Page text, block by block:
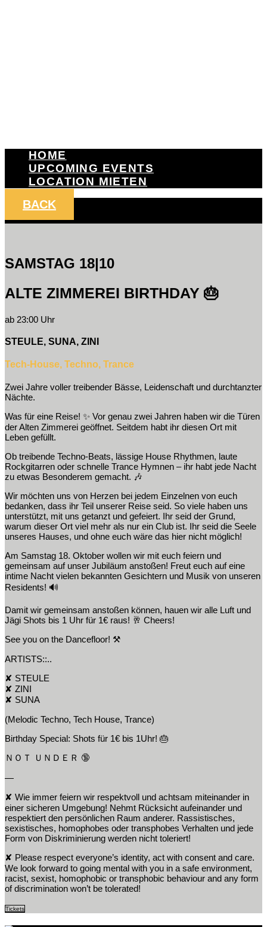
HOME
UPCOMING EVENTS
LOCATION MIETEN
BACK
SAMSTAG 18|10
ALTE ZIMMEREI BIRTHDAY 🎂
ab 23:00 Uhr
STEULE, SUNA, ZINI
Tech-House, Techno, Trance
Zwei Jahre voller treibender Bässe, Leidenschaft und durchtanzter
Nächte.
Was für eine Reise! ✨ Vor genau zwei Jahren haben wir die Türen
der Alten Zimmerei geöffnet. Seitdem habt ihr diesen Ort mit
Leben gefüllt.
Ob treibende Techno-Beats, lässige House Rhythmen, laute
Rockgitarren oder schnelle Trance Hymnen – ihr habt jede Nacht
zu etwas Besonderem gemacht. 🎶
Wir möchten uns von Herzen bei jedem Einzelnen von euch
bedanken, dass ihr Teil unserer Reise seid. So viele haben uns
unterstützt, mit uns getanzt und gefeiert. Ihr seid der Grund,
warum dieser Ort viel mehr als nur ein Club ist. Ihr seid die Seele
unseres Hauses, und ohne euch wäre das hier nicht möglich!
Am Samstag 18. Oktober wollen wir mit euch feiern und
gemeinsam auf unser Jubiläum anstoßen! Freut euch auf eine
intime Nacht vielen bekannten Gesichtern und Musik von unseren
Residents! 🔊
Damit wir gemeinsam anstoßen können, hauen wir alle Luft und
Jägi Shots bis 1 Uhr für 1€ raus! 🥂 Cheers!
See you on the Dancefloor! ⚒️
ARTISTS::..
✘ STEULE
✘ ZINI
✘ SUNA
(Melodic Techno, Tech House, Trance)
Birthday Special: Shots für 1€ bis 1Uhr! 🎂
ＮＯＴ ＵＮＤＥＲ 🔞
—
✘ Wie immer feiern wir respektvoll und achtsam miteinander in
einer sicheren Umgebung! Nehmt Rücksicht aufeinander und
respektiert den persönlichen Raum anderer. Rassistisches,
sexistisches, homophobes oder transphobes Verhalten und jede
Form von Diskriminierung werden nicht toleriert!
✘ Please respect everyone’s identity, act with consent and care.
We look forward to going mental with you in a safe environment,
racist, sexist, homophobic or transphobic behaviour and any form
of discrimination won’t be tolerated!
Tickets